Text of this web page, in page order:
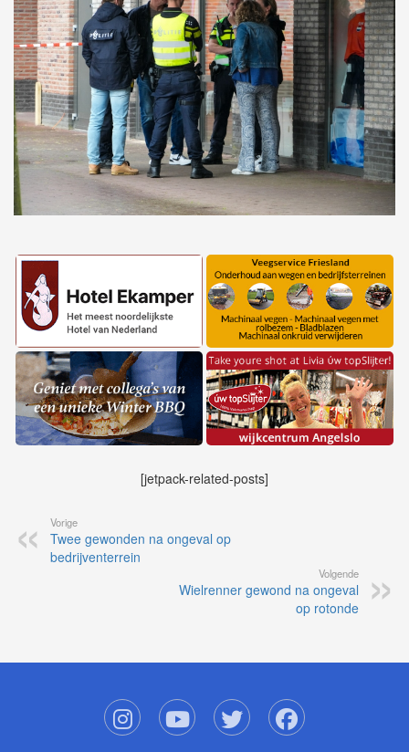
[jetpack-related-posts]
Vorige
Twee gewonden na ongeval op
bedrijventerrein
Volgende
Wielrenner gewond na ongeval
op rotonde